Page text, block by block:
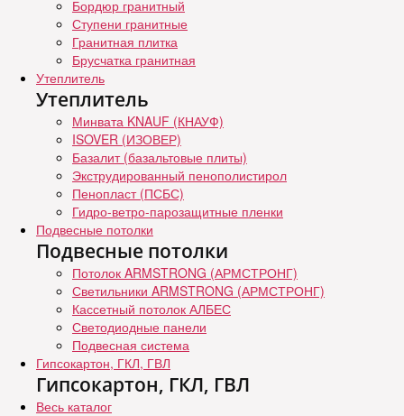
Бордюр гранитный
Ступени гранитные
Гранитная плитка
Брусчатка гранитная
Утеплитель
Утеплитель
Минвата KNAUF (КНАУФ)
ISOVER (ИЗОВЕР)
Базалит (базальтовые плиты)
Экструдированный пенополистирол
Пенопласт (ПСБС)
Гидро-ветро-парозащитные пленки
Подвесные потолки
Подвесные потолки
Потолок ARMSTRONG (АРМСТРОНГ)
Светильники ARMSTRONG (АРМСТРОНГ)
Кассетный потолок АЛБЕС
Светодиодные панели
Подвесная система
Гипсокартон, ГКЛ, ГВЛ
Гипсокартон, ГКЛ, ГВЛ
Весь каталог